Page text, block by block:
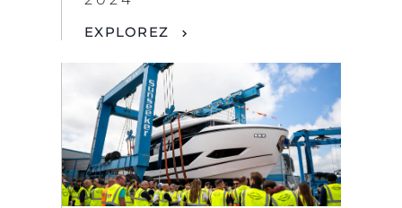
ACTUALITÉS
SUNSEEKER
PRÉSENTE FIÈREMENT
L'OCEAN 156